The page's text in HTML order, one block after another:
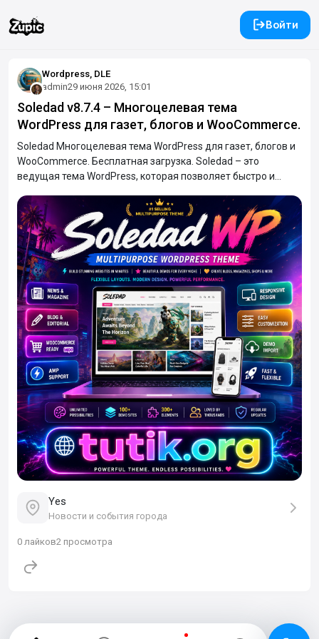
Войти
Wordpress, DLE
admin29 июня 2026, 15:01
Soledad v8.7.4 – Многоцелевая тема
WordPress для газет, блогов и WooCommerce.
Soledad Многоцелевая тема WordPress для газет, блогов и
WooCommerce. Бесплатная загрузка. Soledad – это
ведущая тема WordPress, которая позволяет быстро и
знаний программирования. Разработанная с учетом
универсальности и совершенства, Soledad идеально
подходит для широкого спектра веб-сайтов, таких как
блоги, новостные сайты, газеты, бизнес, финансовые сайты,
журналы, издательские сайты, платформы отзывов,
спортивные сайты и даже
Yes
Новости и события города
0 лайков2 просмотра